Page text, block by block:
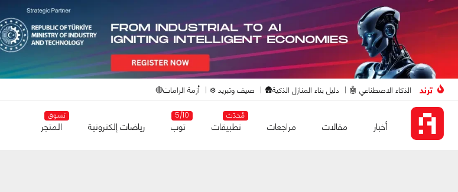
ترند الذكاء الاصطناعي 🤖 دليل بناء المنازل الذكية🛖 صيف وتبريد ❄️ أزمة الرامات🔴
أخبار مقالات مراجعات
مُحدّث
تطبيقات
5/10
توب رياضات إلكترونية
تسوق
المتجر